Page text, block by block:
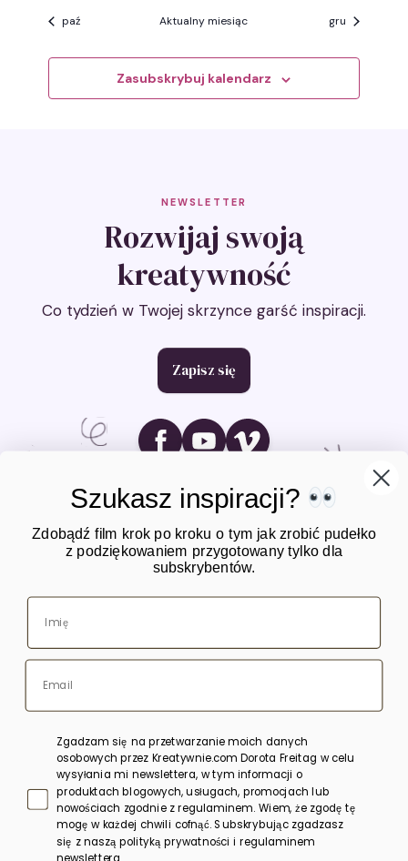
paź Aktualny miesiąc gru
Zasubskrybuj kalendarz
NEWSLETTER
Rozwijaj swoją
kreatywność
Co tydzień w Twojej skrzynce garść inspiracji.
Zapisz się
Ikona social media
Ikona social media
Ikona social media
Kursy online
Bony upominkowe
Polityka prywatności
Regulamin
Szukasz inspiracji?
Zdobądź film krok po kroku o tym jak zrobić pudełko
z podziękowaniem przygotowany tylko dla
subskrybentów.
Zgadzam się na przetwarzanie moich danych
osobowych przez Kreatywnie.com Dorota Freitag w celu
wysyłania mi newslettera, w tym informacji o
produktach blogowych, usługach, promocjach lub
nowościach zgodnie z regulaminem. Wiem, że zgodę tę
mogę w każdej chwili cofnąć. Subskrybując zgadzasz
się z naszą polityką prywatności i regulaminem